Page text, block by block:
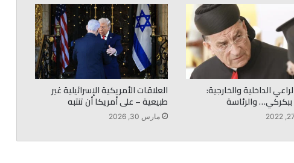
الداخلية والخارجية:
والرئاسة
العلاقات الأمريكية الإسرائيلية غير
طبيعية – على أمريكا أن تنتبه
مارس 30, 2026